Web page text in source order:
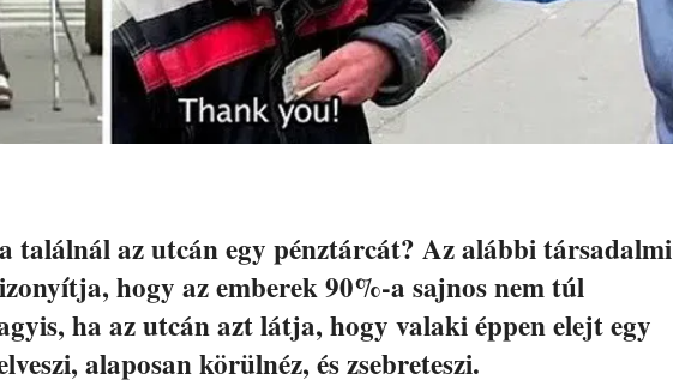
találnál az utcán egy pénztárcát? Az alábbi társadalmi
hogy az emberek 90%-a sajnos nem túl
ha az utcán azt látja, hogy valaki éppen elejt egy
alaposan körülnéz, és zsebreteszi.